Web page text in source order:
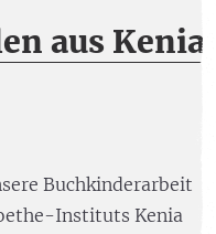
aus Kenia
Buchkinderarbeit
Instituts Kenia